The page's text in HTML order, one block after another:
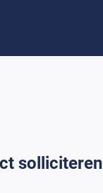
solliciteren